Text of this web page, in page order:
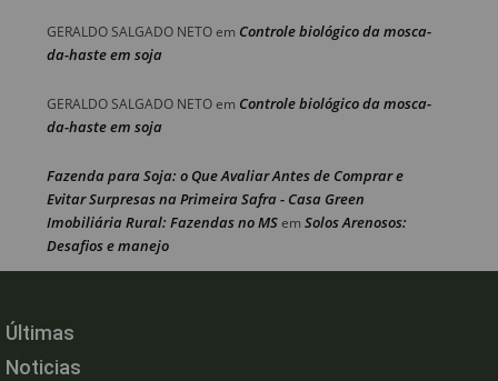
GERALDO SALGADO NETOem Controle biológico da mosca-
da-haste em soja
GERALDO SALGADO NETOem Controle biológico da mosca-
da-haste em soja
Fazenda para Soja: o Que Avaliar Antes de Comprar e
Evitar Surpresas na Primeira Safra - Casa Green
Imobiliária Rural: Fazendas no MSem Solos Arenosos:
Desafios e manejo
Últimas
Noticias